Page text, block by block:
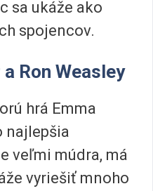
sa ukáže ako
spojencov.
Ron Weasley
hrá Emma
najlepšia
veľmi múdra, má
vyriešiť mnoho